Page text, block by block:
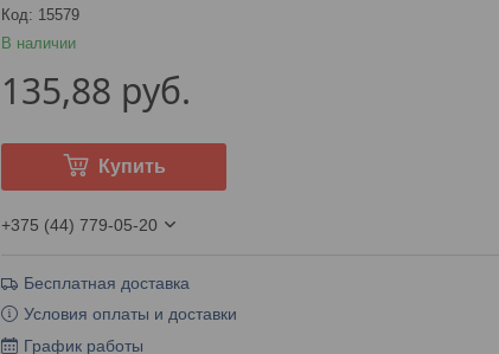
В наличии
Код: 15579
135,88 руб.
Купить
+375 (44) 779-05-20
Бесплатная доставка
Условия оплаты и доставки
График работы